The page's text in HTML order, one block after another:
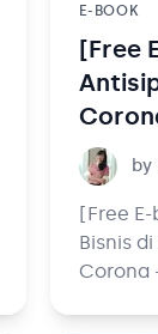
E-BOOK
[Free
Sintia by
[Free
Bisnis
Corona